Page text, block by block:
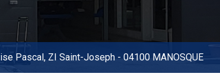
Pascal, ZI Saint-Joseph- 04100 MANOSQUE